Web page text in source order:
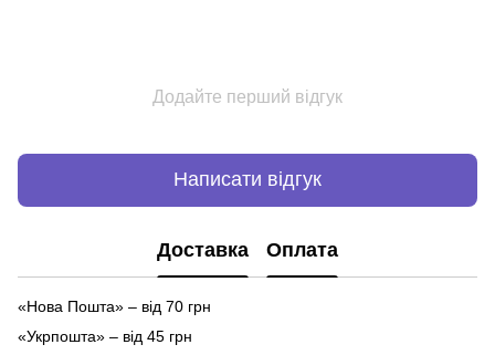
Додайте перший відгук
Написати відгук
Доставка Оплата
«Нова Пошта» – від 70 грн
«Укрпошта» – від 45 грн